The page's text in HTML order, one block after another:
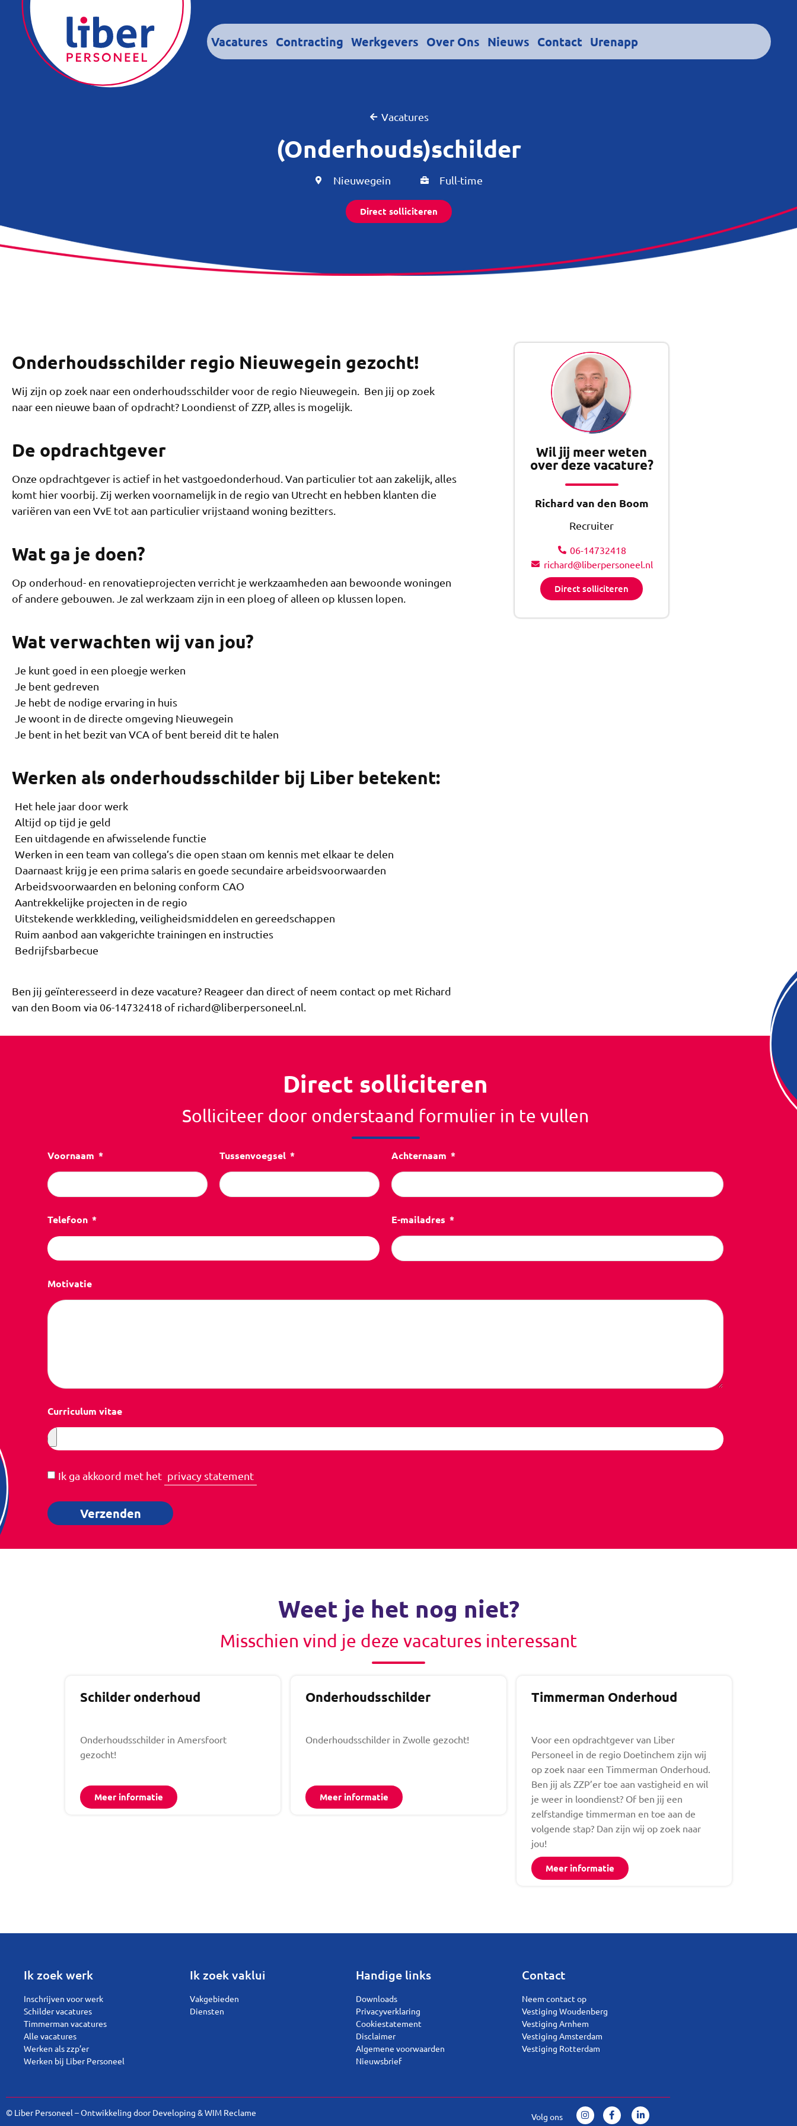
Vacatures Contracting Werkgevers Over Ons Nieuws Contact Urenapp
Vacatures
(Onderhouds)schilder
Nieuwegein Full-time
Direct solliciteren
Onderhoudsschilder regio Nieuwegein gezocht!
Wij zijn op zoek naar een onderhoudsschilder voor de regio Nieuwegein. Ben jij op zoek
naar een nieuwe baan of opdracht? Loondienst of ZZP, alles is mogelijk.
De opdrachtgever
Onze opdrachtgever is actief in het vastgoedonderhoud. Van particulier tot aan zakelijk, alles
komt hier voorbij. Zij werken voornamelijk in de regio van Utrecht en hebben klanten die
variëren van een VvE tot aan particulier vrijstaand woning bezitters.
Wat ga je doen?
Op onderhoud- en renovatieprojecten verricht je werkzaamheden aan bewoonde woningen
of andere gebouwen. Je zal werkzaam zijn in een ploeg of alleen op klussen lopen.
Wat verwachten wij van jou?
Je kunt goed in een ploegje werken
Je bent gedreven
Je hebt de nodige ervaring in huis
Je woont in de directe omgeving Nieuwegein
Je bent in het bezit van VCA of bent bereid dit te halen
Werken als onderhoudsschilder bij Liber betekent:
Het hele jaar door werk
Altijd op tijd je geld
Een uitdagende en afwisselende functie
Werken in een team van collega’s die open staan om kennis met elkaar te delen
Daarnaast krijg je een prima salaris en goede secundaire arbeidsvoorwaarden
Arbeidsvoorwaarden en beloning conform CAO
Aantrekkelijke projecten in de regio
Uitstekende werkkleding, veiligheidsmiddelen en gereedschappen
Ruim aanbod aan vakgerichte trainingen en instructies
Bedrijfsbarbecue
Ben jij geïnteresseerd in deze vacature? Reageer dan direct of neem contact op met Richard
van den Boom via 06-14732418 of richard@liberpersoneel.nl.
Wil jij meer weten
over deze vacature?
Richard van den Boom
Recruiter
06-14732418
richard@liberpersoneel.nl
Direct solliciteren
Direct solliciteren
Solliciteer door onderstaand formulier in te vullen
Voornaam Tussenvoegsel Achternaam
Telefoon E-mailadres
Motivatie
Curriculum vitae
Ik ga akkoord met het privacy statement
Verzenden
Weet je het nog niet?
Misschien vind je deze vacatures interessant
Schilder onderhoud
Onderhoudsschilder in Amersfoort
gezocht!
Meer informatie
Onderhoudsschilder
Onderhoudsschilder in Zwolle gezocht!
Meer informatie
Timmerman Onderhoud
Voor een opdrachtgever van Liber
Personeel in de regio Doetinchem zijn wij
op zoek naar een Timmerman Onderhoud.
Ben jij als ZZP’er toe aan vastigheid en wil
je weer in loondienst? Of ben jij een
zelfstandige timmerman en toe aan de
volgende stap? Dan zijn wij op zoek naar
jou!
Meer informatie
Ik zoek werk
Inschrijven voor werk
Schilder vacatures
Timmerman vacatures
Alle vacatures
Werken als zzp’er
Werken bij Liber Personeel
Ik zoek vaklui
Vakgebieden
Diensten
Handige links
Downloads
Privacyverklaring
Cookiestatement
Disclaimer
Algemene voorwaarden
Nieuwsbrief
Contact
Neem contact op
Vestiging Woudenberg
Vestiging Arnhem
Vestiging Amsterdam
Vestiging Rotterdam
© Liber Personeel – Ontwikkeling doorDeveloping &WIM Reclame Volg ons